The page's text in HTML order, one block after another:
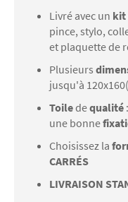
Livré avec un kit
pince, stylo,
et plaquette de
Plusieurs
jusqu'à
Toiledequalité
une bonne
Choisissez la
CARRÉS
LIVRAISON